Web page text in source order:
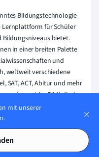
Bildungstechnologie-
Lernplattform für Schüler
bietet.
in einer breiten Palette
und
weltweit verschiedene
SAT, ACT, Abitur und mehr
umfangreiche Bibliothek
Karteikarten,
Erklärungen.
die wir zur
eigenen Lernmaterialien
sind nicht nur von
mit unserer